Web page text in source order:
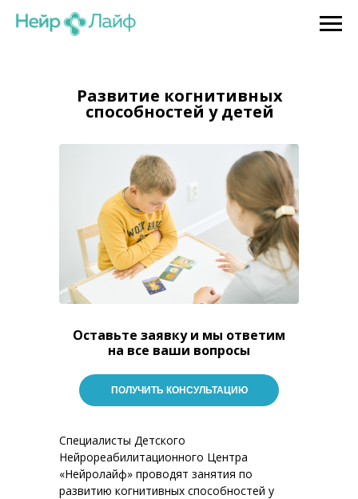
ПОЛУЧИТЬ КОНСУЛЬТАЦИЮ
Оставьте заявку и мы ответим
на все ваши вопросы
Развитие когнитивных
способностей у детей
Специалисты Детского
Нейрореабилитационного Центра
«Нейролайф» проводят занятия по
развитию когнитивных способностей у